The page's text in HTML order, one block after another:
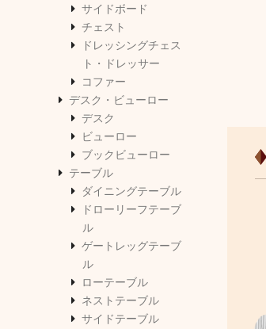
サイドボード
チェスト
ドレッシングチェス
ト・ドレッサー
コファー
デスク・ビューロー
デスク
ビューロー
ブックビューロー
テーブル
ダイニングテーブル
ドローリーフテーブ
ル
ゲートレッグテーブ
ル
ローテーブル
ネストテーブル
サイドテーブル